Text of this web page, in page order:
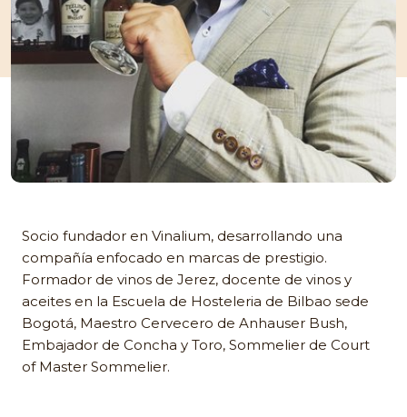
Socio fundador en Vinalium, desarrollando una
compañía enfocado en marcas de prestigio.
Formador de vinos de Jerez, docente de vinos y
aceites en la Escuela de Hosteleria de Bilbao sede
Bogotá, Maestro Cervecero de Anhauser Bush,
Embajador de Concha y Toro, Sommelier de Court
of Master Sommelier.